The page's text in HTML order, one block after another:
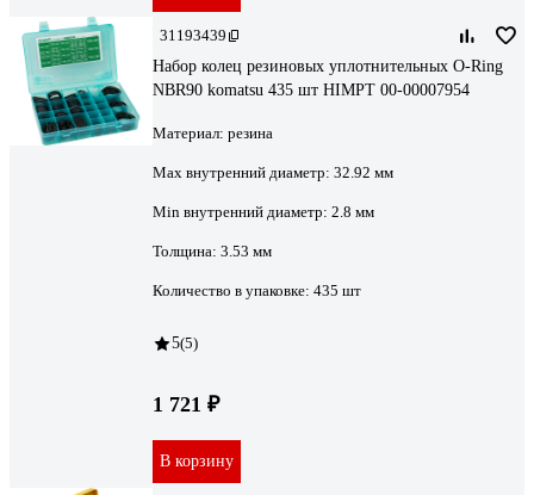
31193439
Набор колец резиновых уплотнительных O-Ring
NBR90 komatsu 435 шт HIMPT 00-00007954
Материал: резина
Max внутренний диаметр: 32.92 мм
Min внутренний диаметр: 2.8 мм
Толщина: 3.53 мм
Количество в упаковке: 435 шт
5(5)
1 721 ₽
В корзину